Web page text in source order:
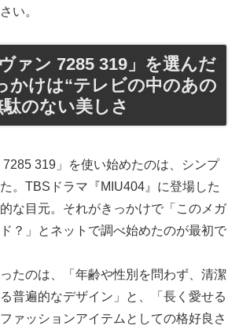
い。
ァン 7285 319」を選んだ
かけは“テレビの中のあの
駄のない美しさ
319」を使い始めたのは、シンプ
。TBSドラマ『MIU404』に登場した
な目元。それがきっかけで「このメガ
？」とネットで調べ始めたのが最初で
たのは、「年齢や性別を問わず、清潔
普遍的なデザイン」と、「長く愛せる
ァッションアイテムとしての格好良さ